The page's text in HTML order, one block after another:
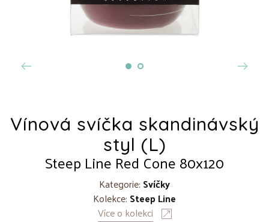
Vínová svíčka skandinávský
styl (L)
Steep Line Red Cone 80x120
Kategorie: Svíčky
Kolekce: Steep Line
Více o kolekci